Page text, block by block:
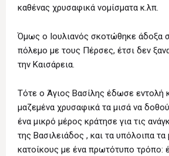
καθένας χρυσαφικά νομίσματα κ.λπ.
Όμως ο Ιουλιανός σκοτώθηκε άδοξα
πόλεμο με τους Πέρσες, έτσι δεν
την Καισάρεια.
Τότε ο Άγιος Βασίλης έδωσε εντολή
μαζεμένα χρυσαφικά τα μισά να
ένα μικρό μέρος κράτησε για τις
της Βασιλειάδος , και τα υπόλοιπα
κατοίκους με ένα πρωτότυπο τρόπο: